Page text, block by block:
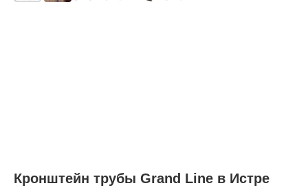
Кронштейн трубы Grand Line в Истре